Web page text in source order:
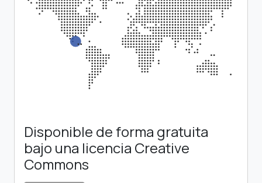
Disponible de forma gratuita
bajo una licencia Creative
Commons